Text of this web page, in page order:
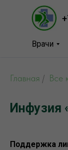
Главная
Врачи
Главная
Врачи
Главная / Все
Инфузия
Поддержка